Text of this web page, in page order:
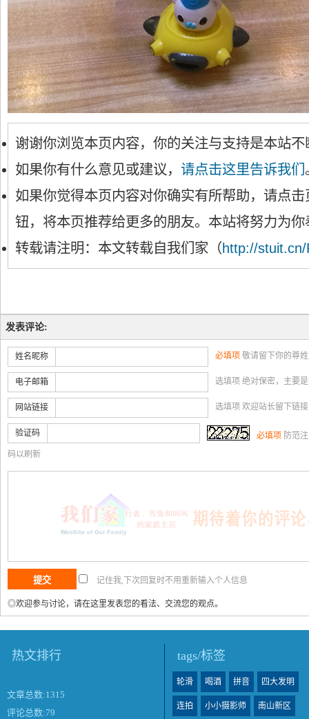
谢谢你浏览本页内容，你的关注与支持是本站
如果你有什么意见或建议， 请点击这里告诉我们
如果你觉得本页内容对你确实有所帮助，请点
钮，将本页推荐给更多的朋友。本站将努力为
转载请注明：本文转载自我们家（ http://
发表评论:
姓名昵称 必填项 敬请留下你的尊
电子邮箱 选填项 绝对保密，主要
网站链接 选填项 欢迎站长留下链
验证码 必填项 防范
码以刷新
记住我,下次回复时不用重新输入个人信息
◎欢迎参与讨论，请在这里发表您的看法、交流您的观点。
热文排行
文章总数:1315
评论总数:79
tags/标签
轮滑 喝酒 拼音 四大发明
连拍 小小摄影师 南山新区